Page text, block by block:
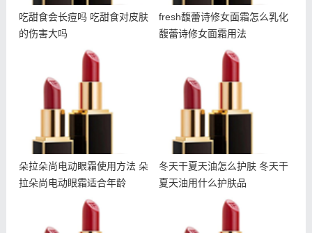
吃甜食会长痘吗 吃甜食对皮肤
的伤害大吗
fresh馥蕾诗修女面霜怎么乳化
馥蕾诗修女面霜用法
朵拉朵尚电动眼霜使用方法
朵拉朵尚电动眼霜使用方法 朵
拉朵尚电动眼霜适合年龄
冬天干夏天油怎么护肤 冬
冬天干夏天油怎么护肤 冬天干
夏天油用什么护肤品
朵拉朵尚除螨皂成分 朵拉
兰蔻菁纯面霜成分 兰蔻菁